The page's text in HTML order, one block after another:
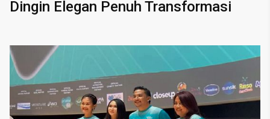
Dingin Elegan Penuh Transformasi